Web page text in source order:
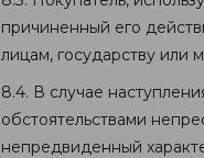
причиненный его
лицам, государству или
8.4. В случае
обстоятельствами
непредвиденный